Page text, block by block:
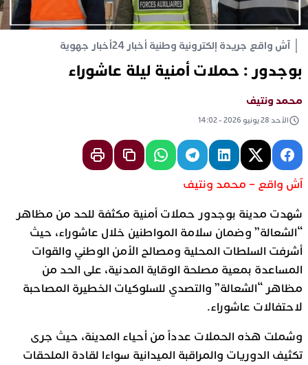
آش واقع جريدة إلكترونية وطنية أخبار 24 أخبار جهوية
بوجدور : حملات أمنية ليلة عاشوراء
محمد ونتيف
الأحد 28 يونيو 2026 - 14:02
آش واقع – محمد ونتيف
شهدت مدينة بوجدور حملات أمنية مكثفة للحد من مظاهر
“الشعالة” وضمان سلامة المواطنين خلال عاشوراء، حيث
أشرفت السلطات المحلية ومصالح الأمن الوطني والقوات
المساعدة بمعية مصلحة الوقاية المدنية، على الحد من
مظاهر “الشعالة” والتصدي للسلوكيات الخطيرة المصاحبة
لاحتفالات عاشوراء.
وشملت هذه الحملات عدداً من أحياء المدينة، حيث جرى
تكثيف الدوريات والمراقبة الميدانية سواءا لقادة الملحقات